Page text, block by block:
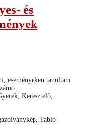
és
eseményeken tanultam
Keresztelő,
Tabló